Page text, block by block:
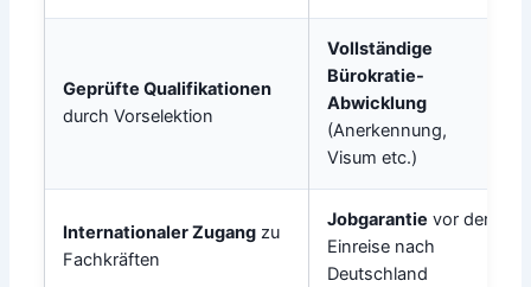
Geprüfte Qualifikationen
durch Vorselektion
Vollständige
Bürokratie-
Abwicklung
(Anerkennung,
Visum etc.)
Internationaler Zugang zu
Fachkräften
Jobgarantie vor der
Einreise nach
Deutschland